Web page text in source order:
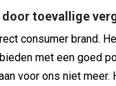
toevallige
consumer brand.
met een goed
voor ons niet